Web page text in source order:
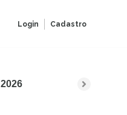
Login Cadastro
2026